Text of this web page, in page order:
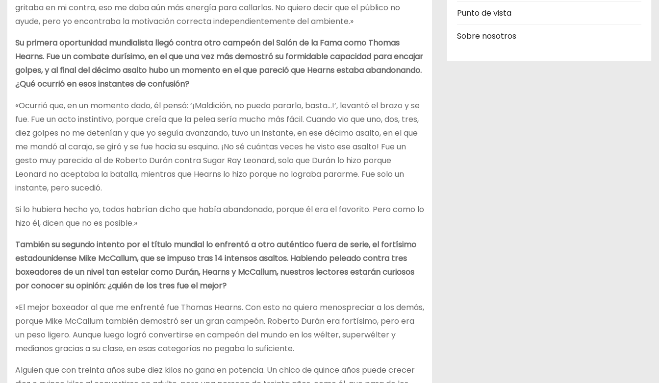
gritaba en mi contra, eso me daba aún más energía para callarlos. No quiero decir que el público no
ayude, pero yo encontraba la motivación correcta independientemente del ambiente.»
Su primera oportunidad mundialista llegó contra otro campeón del Salón de la Fama como Thomas
Hearns. Fue un combate durísimo, en el que una vez más demostró su formidable capacidad para encajar
golpes, y al final del décimo asalto hubo un momento en el que pareció que Hearns estaba abandonando.
¿Qué ocurrió en esos instantes de confusión?
«Ocurrió que, en un momento dado, él pensó: ‘¡Maldición, no puedo pararlo, basta…!’, levantó el brazo y se
fue. Fue un acto instintivo, porque creía que la pelea sería mucho más fácil. Cuando vio que uno, dos, tres,
diez golpes no me detenían y que yo seguía avanzando, tuvo un instante, en ese décimo asalto, en el que
me mandó al carajo, se giró y se fue hacia su esquina. ¡No sé cuántas veces he visto ese asalto! Fue un
gesto muy parecido al de Roberto Durán contra Sugar Ray Leonard, solo que Durán lo hizo porque
Leonard no aceptaba la batalla, mientras que Hearns lo hizo porque no lograba pararme. Fue solo un
instante, pero sucedió.
Si lo hubiera hecho yo, todos habrían dicho que había abandonado, porque él era el favorito. Pero como lo
hizo él, dicen que no es posible.»
También su segundo intento por el título mundial lo enfrentó a otro auténtico fuera de serie, el fortísimo
estadounidense Mike McCallum, que se impuso tras 14 intensos asaltos. Habiendo peleado contra tres
boxeadores de un nivel tan estelar como Durán, Hearns y McCallum, nuestros lectores estarán curiosos
por conocer su opinión: ¿quién de los tres fue el mejor?
«El mejor boxeador al que me enfrenté fue Thomas Hearns. Con esto no quiero menospreciar a los demás,
porque Mike McCallum también demostró ser un gran campeón. Roberto Durán era fortísimo, pero era
un peso ligero. Aunque luego logró convertirse en campeón del mundo en los wélter, superwélter y
medianos gracias a su clase, en esas categorías no pegaba lo suficiente.
Alguien que con treinta años sube diez kilos no gana en potencia. Un chico de quince años puede crecer
Punto de vista
Sobre nosotros